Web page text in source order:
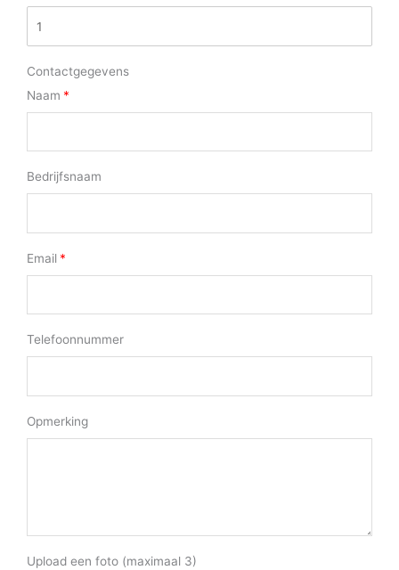
Contactgegevens
Naam
Bedrijfsnaam
Email
Telefoonnummer
Opmerking
Upload een foto (maximaal 3)